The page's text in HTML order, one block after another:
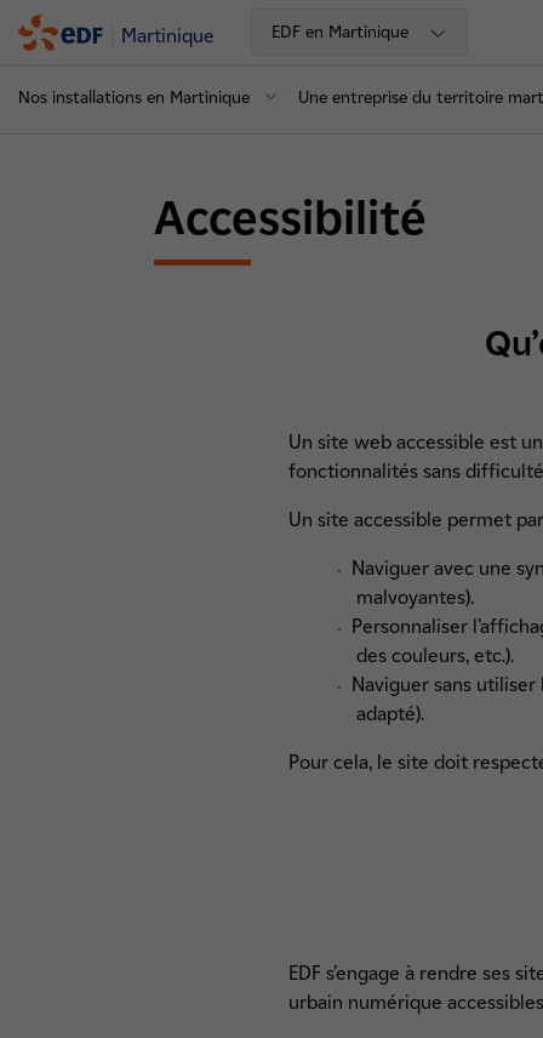
Martinique EDF en Martinique
Nos installations en Martinique Une entreprise du territoire
Accessibilité
Un site web accessible est
fonctionnalités sans
Un site accessible permet
Naviguer avec une
malvoyantes).
Personnaliser
des couleurs, etc.).
Naviguer sans
adapté).
Pour cela, le site doit
EDF s’engage à rendre ses
urbain numérique